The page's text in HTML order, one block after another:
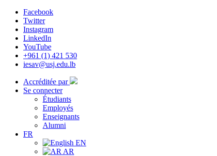
Facebook
Twitter
Instagram
LinkedIn
YouTube
+961 (1) 421 530
iesav@usj.edu.lb
Accréditée par
Se connecter
Étudiants
Employés
Enseignants
Alumni
FR
EN
AR